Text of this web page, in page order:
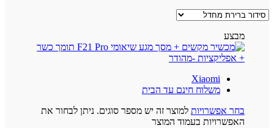
מבצע
Xiaomi
משלוח חינם עד הבית
בחר אפשרויות למוצר זה יש מספר סוגים. ניתן לבחור את
האפשרויות בעמוד המוצר